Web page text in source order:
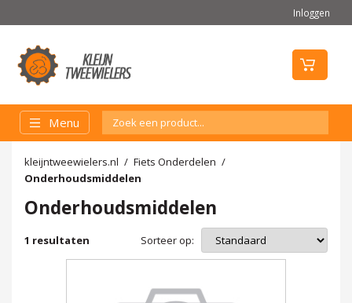
Inloggen
Menu
kleijntweewielers.nl
Fiets Onderdelen
Onderhoudsmiddelen
Onderhoudsmiddelen
1 resultaten Sorteer op: